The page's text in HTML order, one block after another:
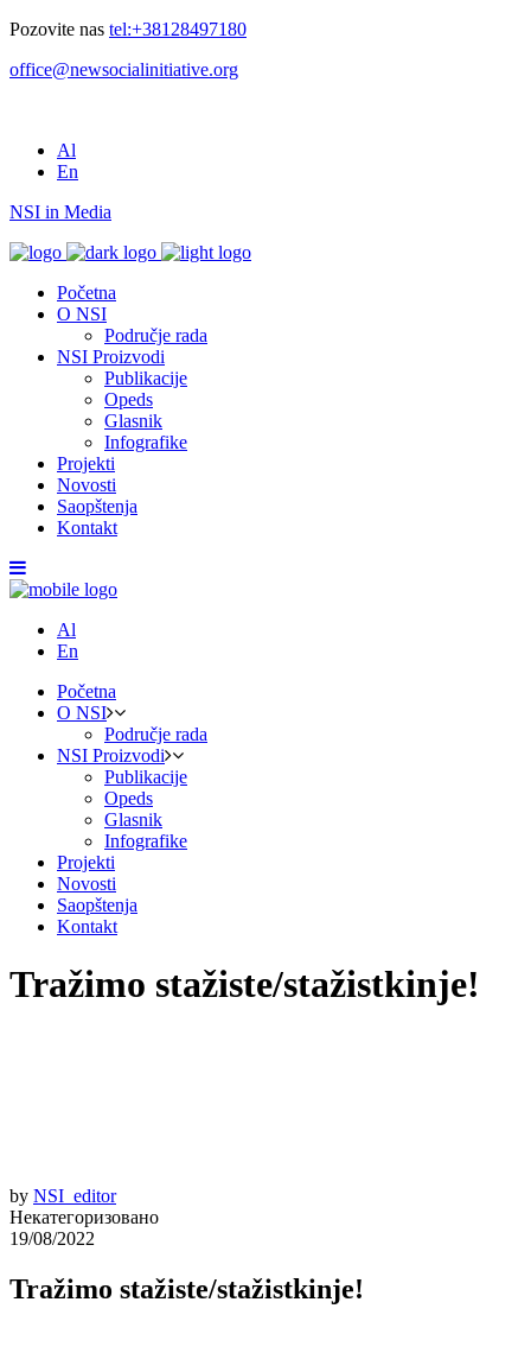
Pozovite nas tel:+38128497180
office@newsocialinitiative.org
Al
En
NSI in Media
Početna
O NSI
Područje rada
NSI Proizvodi
Publikacije
Opeds
Glasnik
Infografike
Projekti
Novosti
Saopštenja
Kontakt
Al
En
Početna
O NSI
Područje rada
NSI Proizvodi
Publikacije
Opeds
Glasnik
Infografike
Projekti
Novosti
Saopštenja
Kontakt
Tražimo stažiste/stažistkinje!
by NSI_editor
Некатегоризовано
19/08/2022
Tražimo stažiste/stažistkinje!